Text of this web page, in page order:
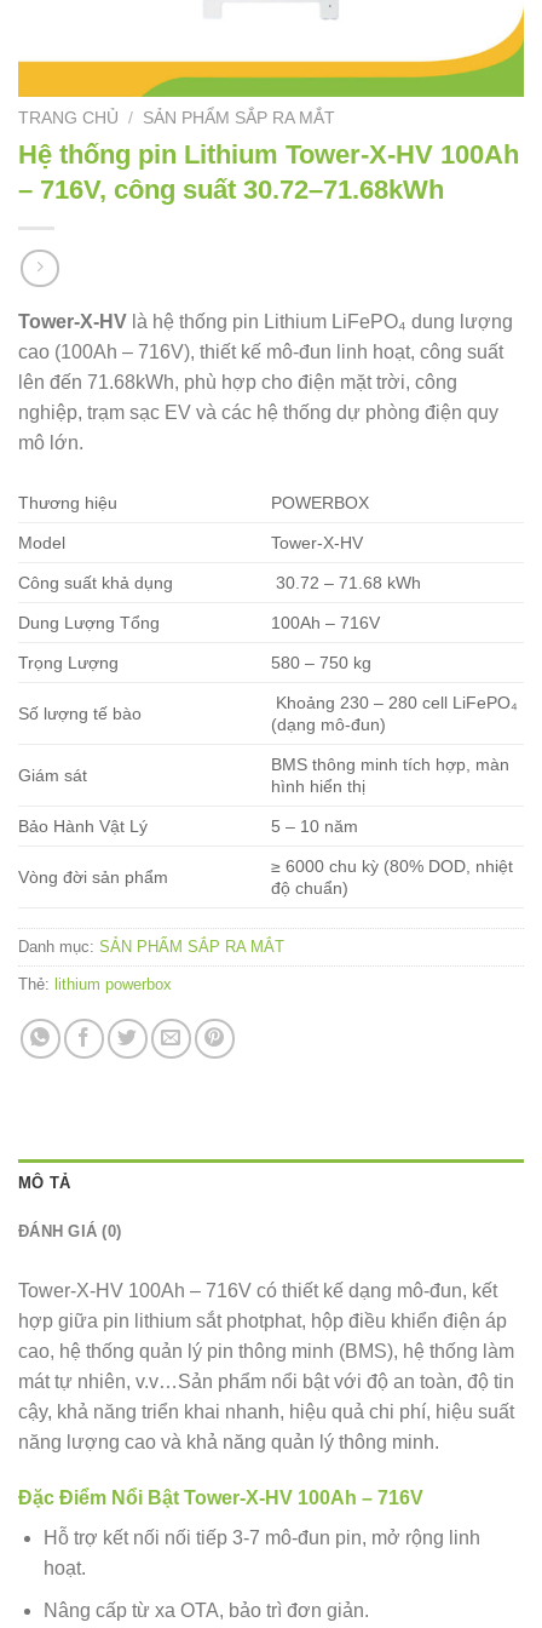
TRANG CHỦ / SẢN PHẨM SẮP RA MẮT
Hệ thống pin Lithium Tower-X-HV 100Ah
– 716V, công suất 30.72–71.68kWh
Tower-X-HV là hệ thống pin Lithium LiFePO₄ dung lượng
cao (100Ah – 716V), thiết kế mô-đun linh hoạt, công suất
lên đến 71.68kWh, phù hợp cho điện mặt trời, công
nghiệp, trạm sạc EV và các hệ thống dự phòng điện quy
mô lớn.
Thương hiệu POWERBOX
Model Tower-X-HV
Công suất khả dụng 30.72 – 71.68 kWh
Dung Lượng Tổng 100Ah – 716V
Trọng Lượng 580 – 750 kg
Số lượng tế bào
Khoảng 230 – 280 cell LiFePO₄
(dạng mô-đun)
Giám sát
BMS thông minh tích hợp, màn
hình hiển thị
Bảo Hành Vật Lý 5 – 10 năm
Vòng đời sản phẩm
≥ 6000 chu kỳ (80% DOD, nhiệt
độ chuẩn)
Danh mục: SẢN PHẨM SẮP RA MẮT
Thẻ: lithium powerbox
MÔ TẢ
ĐÁNH GIÁ (0)
Tower-X-HV 100Ah – 716V có thiết kế dạng mô-đun, kết
hợp giữa pin lithium sắt photphat, hộp điều khiển điện áp
cao, hệ thống quản lý pin thông minh (BMS), hệ thống làm
mát tự nhiên, v.v…Sản phẩm nổi bật với độ an toàn, độ tin
cậy, khả năng triển khai nhanh, hiệu quả chi phí, hiệu suất
năng lượng cao và khả năng quản lý thông minh.
Đặc Điểm Nổi Bật Tower-X-HV 100Ah – 716V
Hỗ trợ kết nối nối tiếp 3-7 mô-đun pin, mở rộng linh
hoạt.
Nâng cấp từ xa OTA, bảo trì đơn giản.